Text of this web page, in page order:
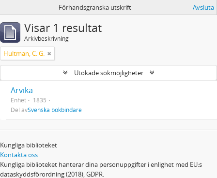
Förhandsgranska utskrift Avsluta
Visar 1 resultat
Arkivbeskrivning
Hultman, C. G.
Utökade sökmöjligheter
Arvika
Enhet
1835
Del avSvenska bokbindare
Kungliga biblioteket
Kontakta oss
Kungliga biblioteket hanterar dina personuppgifter i enlighet med EU:s
dataskyddsförordning (2018), GDPR.